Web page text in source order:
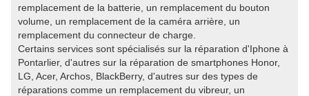
remplacement de la batterie, un remplacement du bouton
volume, un remplacement de la caméra arrière, un
remplacement du connecteur de charge.
Certains services sont spécialisés sur la réparation d'Iphone à
Pontarlier, d'autres sur la réparation de smartphones Honor,
LG, Acer, Archos, BlackBerry, d'autres sur des types de
réparations comme un remplacement du vibreur, un